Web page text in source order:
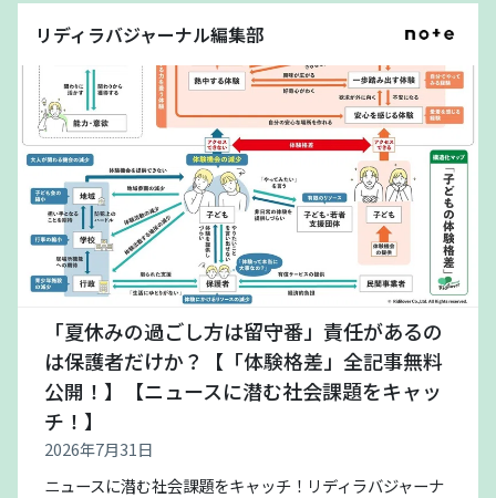
リディラバジャーナル編集部
「夏休みの過ごし方は留守番」責任があるの
は保護者だけか？【「体験格差」全記事無料
公開！】【ニュースに潜む社会課題をキャッ
チ！】
2026年7月31日
ニュースに潜む社会課題をキャッチ！リディラバジャーナ